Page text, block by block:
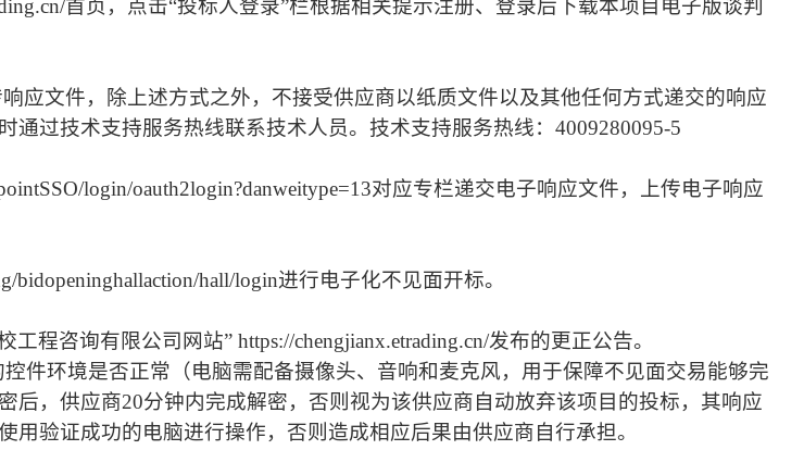
首页，点击“投标人登录”栏根据相关提示注册、登录后下载本项目电子版谈判
应文件，除上述方式之外，不接受供应商以纸质文件以及其他任何方式递交的响应
过技术支持服务热线联系技术人员。技术支持服务热线：4009280095-5
login/oauth2login?danweitype=13对应专栏递交电子响应文件，上传电子响应
hall/login进行电子化不见面开标。
程咨询有限公司网站” https://chengjianx.etrading.cn/发布的更正公告。
件环境是否正常（电脑需配备摄像头、音响和麦克风，用于保障不见面交易能够完
，供应商20分钟内完成解密，否则视为该供应商自动放弃该项目的投标，其响应
验证成功的电脑进行操作，否则造成相应后果由供应商自行承担。